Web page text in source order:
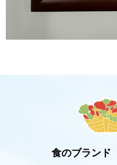
食のブランド